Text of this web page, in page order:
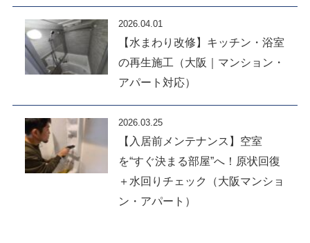
2026.04.01
【水まわり改修】キッチン・浴室
の再生施工（大阪｜マンション・
アパート対応）
2026.03.25
【入居前メンテナンス】空室
を“すぐ決まる部屋”へ！原状回復
＋水回りチェック（大阪マンショ
ン・アパート）